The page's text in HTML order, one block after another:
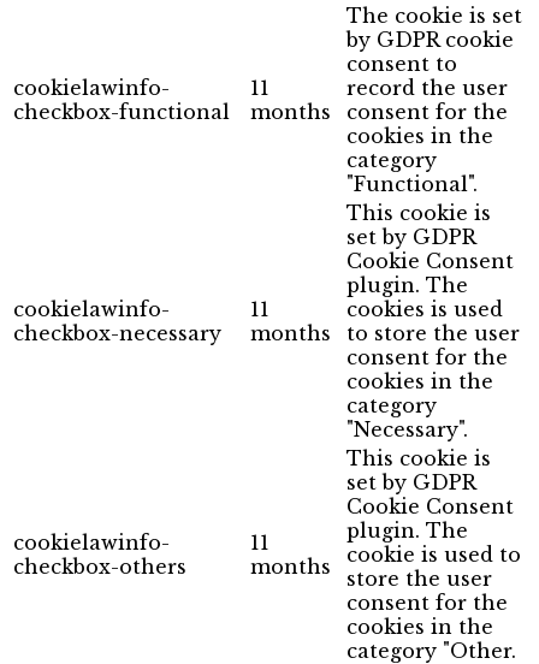
cookielawinfo-
checkbox-functional
11
months
The cookie is set
by GDPR cookie
consent to
record the user
consent for the
cookies in the
category
"Functional".
cookielawinfo-
checkbox-necessary
11
months
This cookie is
set by GDPR
Cookie Consent
plugin. The
cookies is used
to store the user
consent for the
cookies in the
category
"Necessary".
cookielawinfo-
checkbox-others
11
months
This cookie is
set by GDPR
Cookie Consent
plugin. The
cookie is used to
store the user
consent for the
cookies in the
category "Other.